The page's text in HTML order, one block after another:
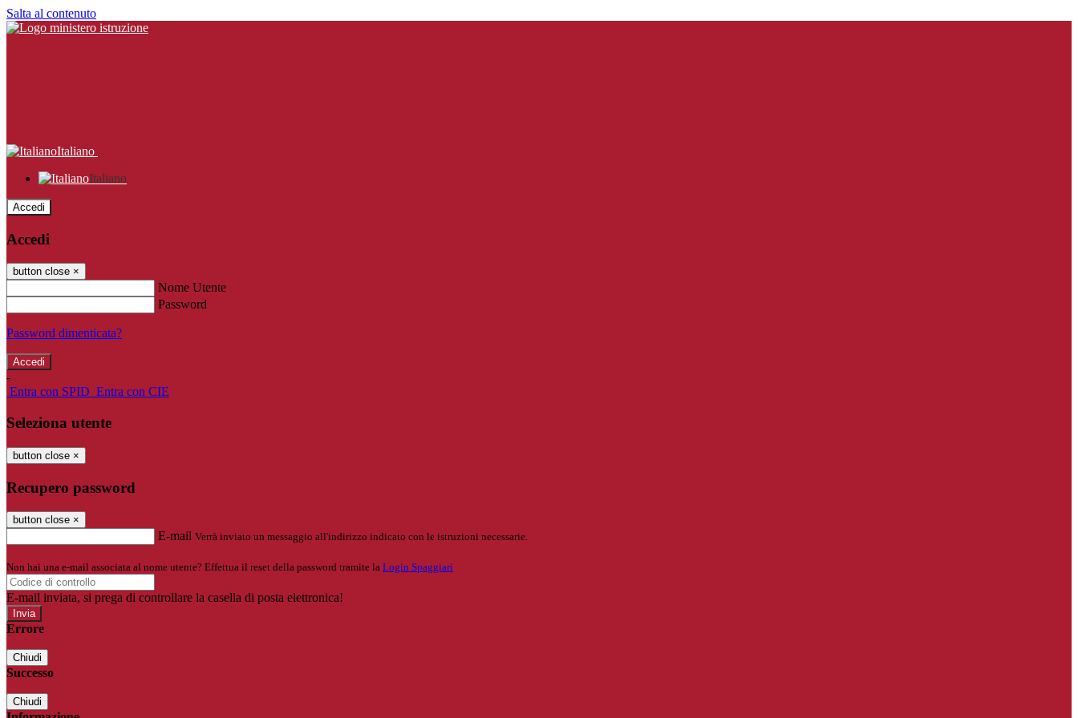
Salta al contenuto
Italiano
Italiano
Accedi
Accedi
button close ×
Nome Utente
Password
Password dimenticata?
-
Entra con SPID Entra con CIE
Seleziona utente
button close ×
Recupero password
button close ×
E-mail Verrà inviato un messaggio all'indirizzo indicato con le istruzioni necessarie.
Non hai una e-mail associata al nome utente? Effettua il reset della password tramite la Login Spaggiari
E-mail inviata, si prega di controllare la casella di posta elettronica!
Errore
Chiudi
Successo
Chiudi